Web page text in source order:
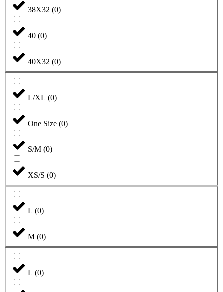
38X32 (0)
40 (0)
40X32 (0)
L/XL (0)
One Size (0)
S/M (0)
XS/S (0)
L (0)
M (0)
L (0)